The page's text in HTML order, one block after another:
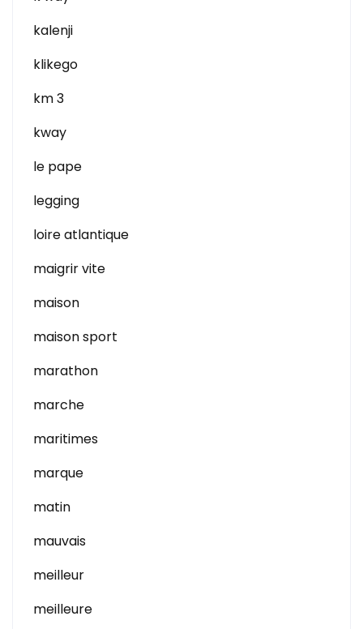
kalenji
klikego
km 3
kway
le pape
legging
loire atlantique
maigrir vite
maison
maison sport
marathon
marche
maritimes
marque
matin
mauvais
meilleur
meilleure